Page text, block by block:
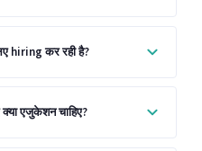
hiring कर रही है?
एजुकेशन चाहिए?